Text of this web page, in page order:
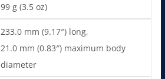
99 g (3.5 oz)
233.0 mm (9.17″) long,
21.0 mm (0.83″) maximum body
diameter